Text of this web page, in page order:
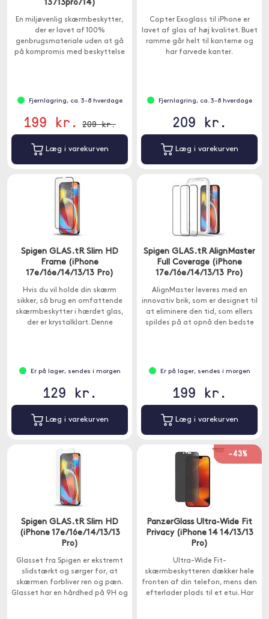
13 /13pro/14)
En miljøvenlig skærmbeskytter,
der er lavet af 100%
genbrugsmateriale uden at gå
på kompromis med beskyttelse
Fjernlagring, ca. 3-8 hverdage
199 kr. 209 kr.
Læg i varekurven
Copter Exoglass til iPhone er
lavet af glas af høj kvalitet. Buet
ramme går helt til kanterne og
har farvede kanter.
Fjernlagring, ca. 3-8 hverdage
209 kr.
Læg i varekurven
Spigen GLAS.tR Slim HD
Frame (iPhone
17e/16e/14/13/13 Pro)
Hvis du vil holde din skærm
sikker, så brug en omfattende
skærmbeskytter i hærdet glas,
der er krystalklart. Denne
Er på lager, sendes i morgen
129 kr.
Læg i varekurven
Spigen GLAS.tR AlignMaster
Full Coverage (iPhone
17e/16e/14/13/13 Pro)
AlignMaster leveres med en
innovativ brik, som er designet til
at eliminere den tid, som ellers
spildes på at opnå den bedste
Er på lager, sendes i morgen
199 kr.
Læg i varekurven
Spigen GLAS.tR Slim HD
(iPhone 17e/16e/14/13/13
Pro)
Glasset fra Spigen er ekstremt
slidstærkt og sørger for, at
skærmen forbliver ren og pæn.
Glasset har en hårdhed på 9H og
-43%
PanzerGlass Ultra-Wide Fit
Privacy (iPhone 14 14/13/13
Pro)
Ultra-Wide Fit-
skærmbeskytteren dækker hele
fronten af din telefon, mens den
efterlader plads til et etui. Har